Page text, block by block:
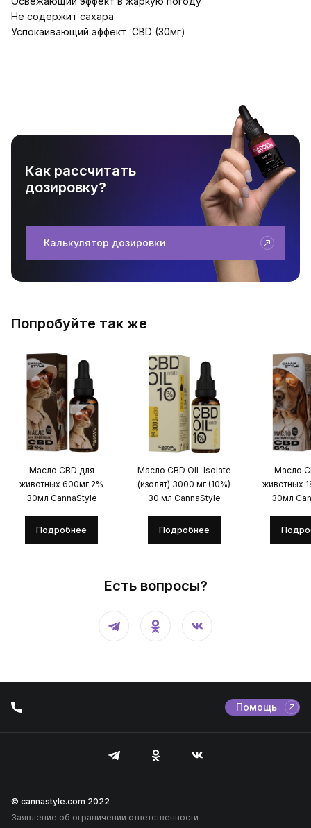
Не содержит сахара
Успокаивающий эффект CBD (30мг)
Как рассчитать
дозировку?
Калькулятор дозировки
Попробуйте так же
Масло CBD для
животных 600мг 2%
30мл CannaStyle
Подробнее
Масло CBD OIL Isolate
(изолят) 3000 мг (10%)
30 мл CannaStyle
Подробнее
Масло
животных
30мл
Есть вопросы?
Помощь
© cannastyle.com 2022
Заявление об ограничении ответственности